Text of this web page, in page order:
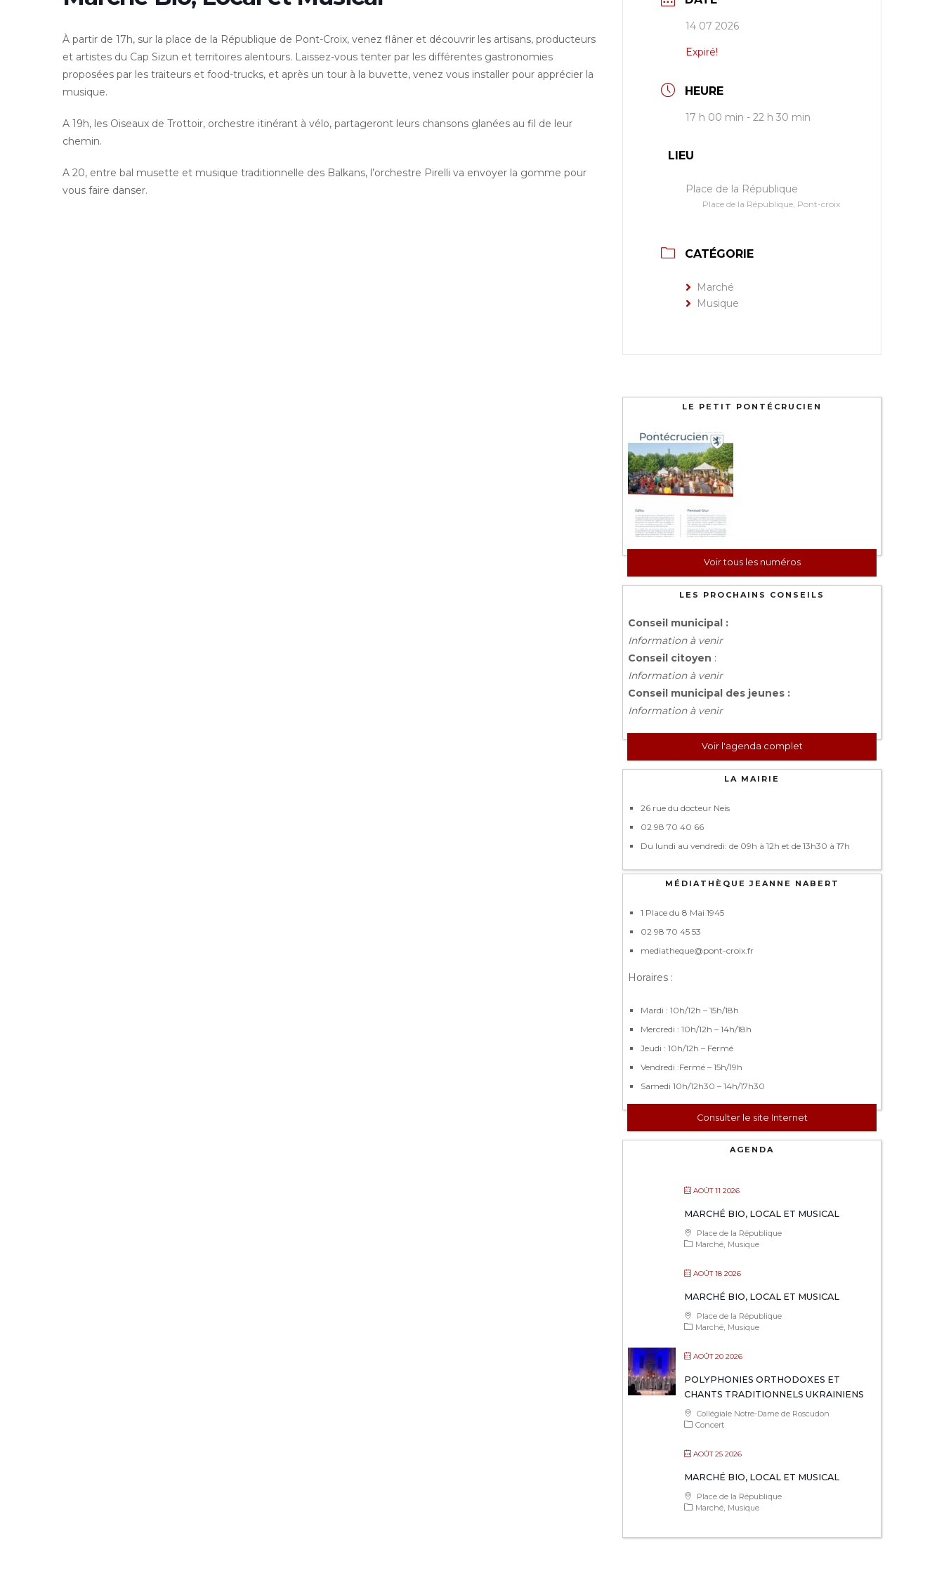
À partir de 17h, sur la place de la République de Pont-Croix, venez flâner et découvrir les artisans, producteurs
et artistes du Cap Sizun et territoires alentours. Laissez-vous tenter par les différentes gastronomies
proposées par les traiteurs et food-trucks, et après un tour à la buvette, venez vous installer pour apprécier la
musique.
A 19h, les Oiseaux de Trottoir, orchestre itinérant à vélo, partageront leurs chansons glanées au fil de leur
chemin.
A 20, entre bal musette et musique traditionnelle des Balkans, l’orchestre Pirelli va envoyer la gomme pour
vous faire danser.
14 07 2026
Expiré!
HEURE
17 h 00 min - 22 h 30 min
LIEU
Place de la République
Place de la République, Pont-croix
CATÉGORIE
Marché
Musique
LE PETIT PONTÉCRUCIEN
Voir tous les numéros
LES PROCHAINS CONSEILS
Conseil municipal :
Information à venir
Conseil citoyen :
Information à venir
Conseil municipal des jeunes :
Information à venir
Voir l'agenda complet
LA MAIRIE
26 rue du docteur Neis
02 98 70 40 66
Du lundi au vendredi: de 09h à 12h et de 13h30 à 17h
MÉDIATHÈQUE JEANNE NABERT
1 Place du 8 Mai 1945
02 98 70 45 53
mediatheque@pont-croix.fr
Horaires :
Mardi : 10h/12h – 15h/18h
Mercredi : 10h/12h – 14h/18h
Jeudi : 10h/12h – Fermé
Vendredi :Fermé – 15h/19h
Samedi 10h/12h30 – 14h/17h30
Consulter le site Internet
AGENDA
AOÛT 11 2026
MARCHÉ BIO, LOCAL ET MUSICAL
Place de la République
Marché Musique
AOÛT 18 2026
MARCHÉ BIO, LOCAL ET MUSICAL
Place de la République
Marché Musique
AOÛT 20 2026
POLYPHONIES ORTHODOXES ET
CHANTS TRADITIONNELS UKRAINIENS
Collégiale Notre-Dame de Roscudon
Concert
AOÛT 25 2026
MARCHÉ BIO, LOCAL ET MUSICAL
Place de la République
Marché Musique